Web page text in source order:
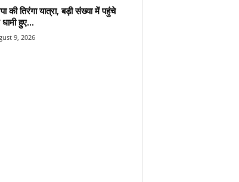
की तिरंगा यात्रा, बड़ी संख्या में पहुंचे
धामी हुए...
9, 2026